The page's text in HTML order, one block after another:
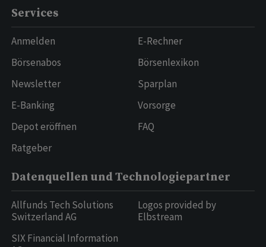
Services
Anmelden
Börsenabos
Newsletter
E-Banking
Depot eröffnen
Ratgeber
E-Rechner
Börsenlexikon
Sparplan
Vorsorge
FAQ
Datenquellen und Technologiepartner
Allfunds Tech Solutions
Switzerland AG
SIX Financial Information
Logos provided by
Elbstream